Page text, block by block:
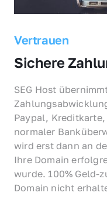
Vertrauen
Sichere
SEG Host
Paypal,
normaler
wird erst dann an
Ihre Domain
wurde. 100% Geld-
Domain nicht